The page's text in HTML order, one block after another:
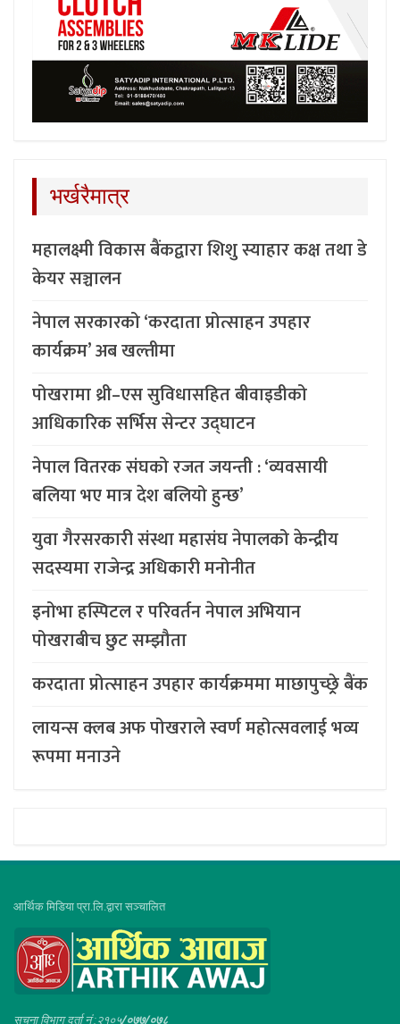
भर्खरैमात्र
महालक्ष्मी विकास बैंकद्वारा शिशु स्याहार कक्ष तथा डे
केयर सञ्चालन
नेपाल सरकारको ‘करदाता प्रोत्साहन उपहार
कार्यक्रम’ अब खल्तीमा
पोखरामा थ्री–एस सुविधासहित बीवाइडीको
आधिकारिक सर्भिस सेन्टर उद्घाटन
नेपाल वितरक संघको रजत जयन्ती : ‘व्यवसायी
बलिया भए मात्र देश बलियो हुन्छ’
युवा गैरसरकारी संस्था महासंघ नेपालको केन्द्रीय
सदस्यमा राजेन्द्र अधिकारी मनोनीत
इनोभा हस्पिटल र परिवर्तन नेपाल अभियान
पोखराबीच छुट सम्झौता
करदाता प्रोत्साहन उपहार कार्यक्रममा माछापुच्छ्र्रे बैंक
लायन्स क्लब अफ पोखराले स्वर्ण महोत्सवलाई भव्य
रूपमा मनाउने
आर्थिक मिडिया प्रा.लि.द्वारा सञ्चालित
सूचना विभाग दर्ता नं :२१०५/०७७/०७८